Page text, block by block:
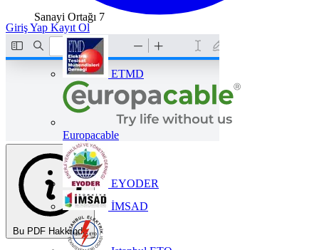
Sanayi Ortağı 7
ETMD
Europacable
EYODER
İMSAD
Giriş Yap Kayıt Ol
Bu PDF Hakkında